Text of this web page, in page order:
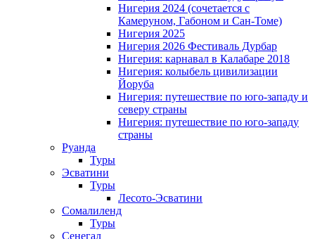
Нигерия 2024 (сочетается с
Камеруном, Габоном и Сан-Томе)
Нигерия 2025
Нигерия 2026 Фестиваль Дурбар
Нигерия: карнавал в Калабаре 2018
Нигерия: колыбель цивилизации
Йоруба
Нигерия: путешествие по юго-западу и
северу страны
Нигерия: путешествие по юго-западу
страны
Руанда
Туры
Эсватини
Туры
Лесото-Эсватини
Сомалиленд
Туры
Сенегал